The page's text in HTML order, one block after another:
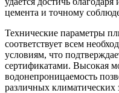
цемента и точному
Технические параметры
соответствует всем
условиям, что
сертификатами. Высокая
водонепроницаемость
различных климатических